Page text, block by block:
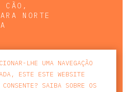
NORTE
LHE UMA NAVEGAÇÃO
ESTE ESTE WEBSITE
SAIBA SOBRE OS